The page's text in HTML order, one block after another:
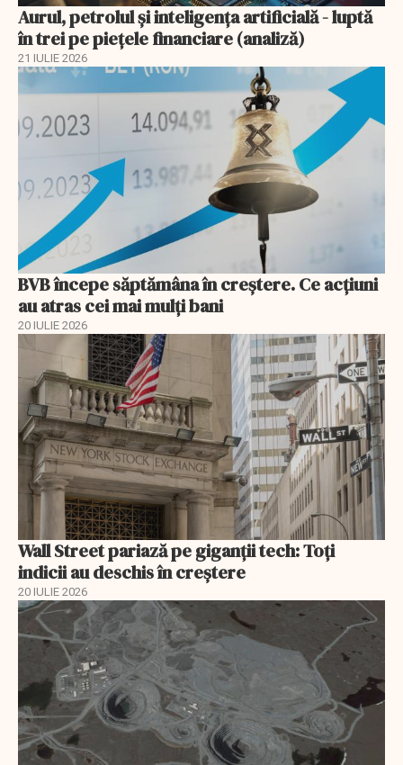
Aurul, petrolul şi inteligenţa artificială - luptă
în trei pe piețele financiare (analiză)
21 IULIE 2026
BVB începe săptămâna în creștere. Ce acțiuni
au atras cei mai mulți bani
20 IULIE 2026
Wall Street pariază pe giganții tech: Toți
indicii au deschis în creștere
20 IULIE 2026